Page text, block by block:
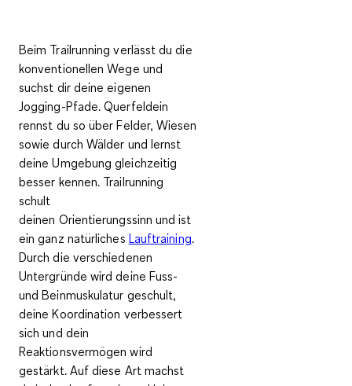
Beim Trailrunning verlässt du die
konventionellen Wege und
suchst dir deine eigenen
Jogging-Pfade. Querfeldein
rennst du so über Felder, Wiesen
sowie durch Wälder und lernst
deine Umgebung gleichzeitig
besser kennen. Trailrunning
schult
deinen Orientierungssinn und ist
einganz natürliches Lauftraining.
Durch die verschiedenen
Untergründe wird deine Fuss-
und Beinmuskulatur geschult,
deine Koordination verbessert
sich und dein
Reaktionsvermögen wird
gestärkt. Auf diese Art machst